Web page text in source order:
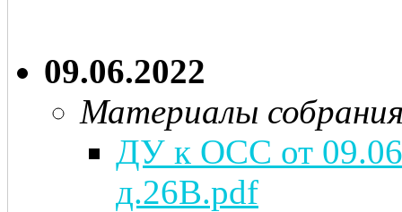
09.06.2022
Материалы
ДУ к ОСС от
д.26В.pdf